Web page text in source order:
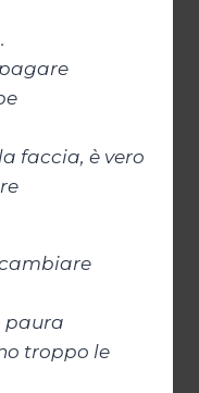
faccia, è vero
paura
troppo le